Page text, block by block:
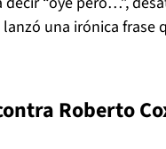
una irónica frase
Roberto